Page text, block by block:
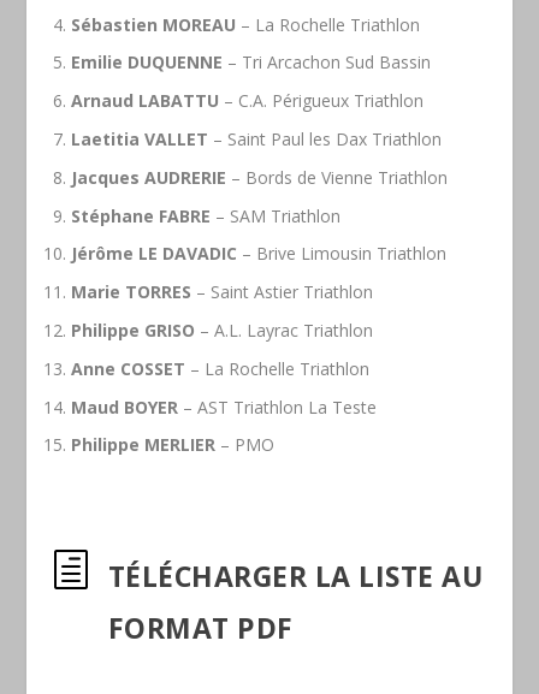
Sébastien MOREAU – La Rochelle Triathlon
Emilie DUQUENNE – Tri Arcachon Sud Bassin
Arnaud LABATTU – C.A. Périgueux Triathlon
Laetitia VALLET – Saint Paul les Dax Triathlon
Jacques AUDRERIE – Bords de Vienne Triathlon
Stéphane FABRE – SAM Triathlon
Jérôme LE DAVADIC – Brive Limousin Triathlon
Marie TORRES – Saint Astier Triathlon
Philippe GRISO – A.L. Layrac Triathlon
Anne COSSET – La Rochelle Triathlon
Maud BOYER – AST Triathlon La Teste
Philippe MERLIER– PMO
h
TÉLÉCHARGER LA LISTE AU
FORMAT PDF